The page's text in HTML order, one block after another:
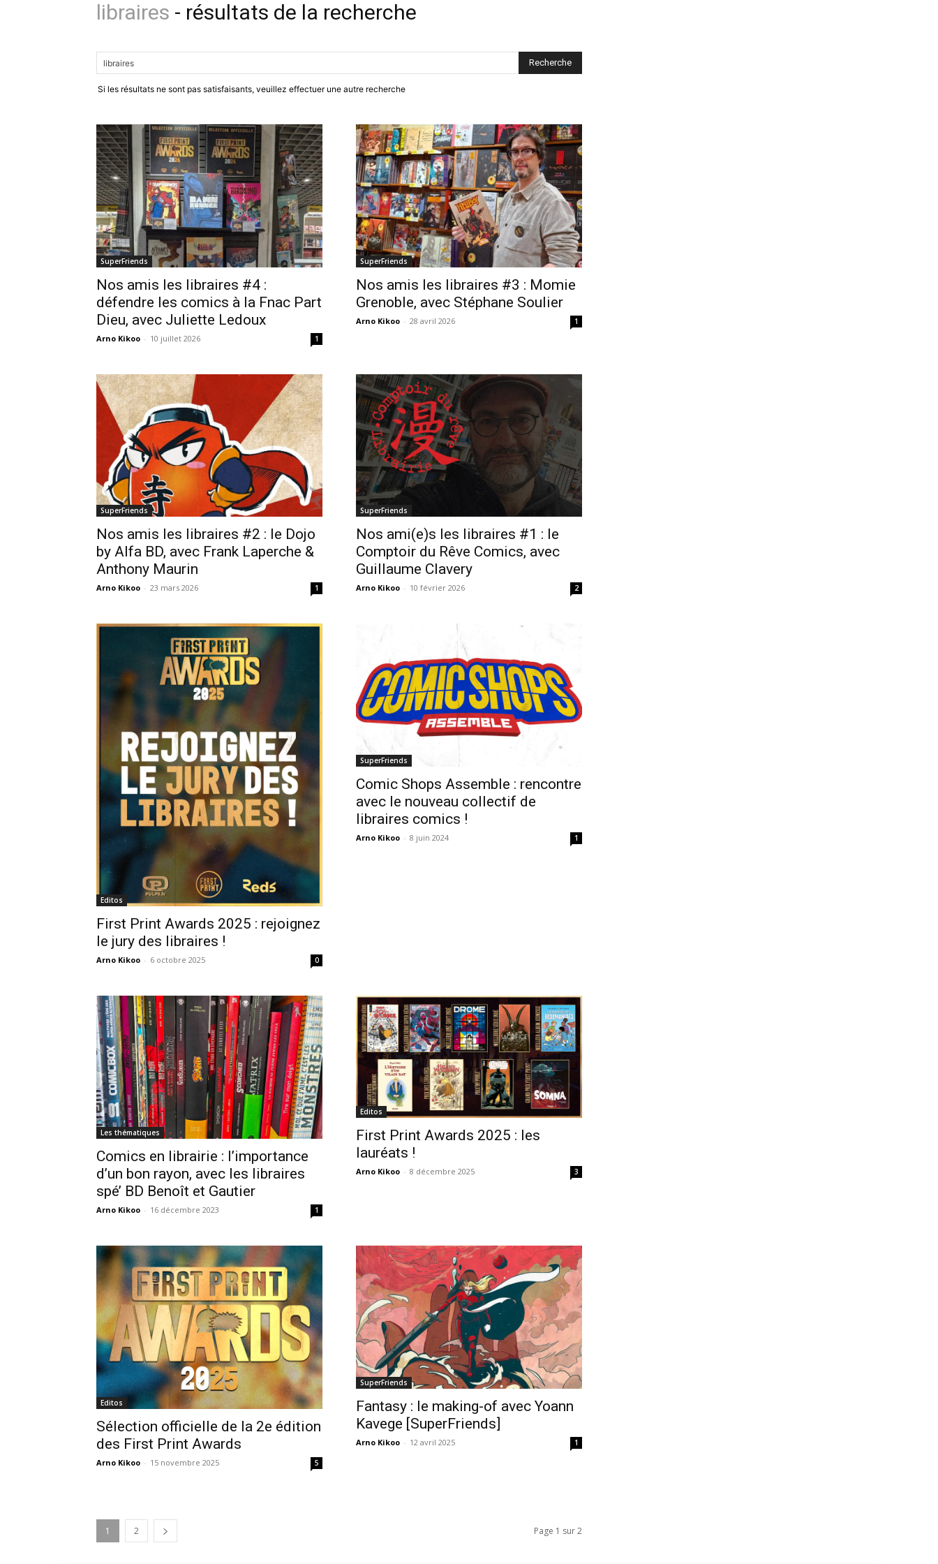
libraires - résultats de la recherche
Si les résultats ne sont pas satisfaisants, veuillez effectuer une autre recherche
SuperFriends
Nos amis les libraires #4 :
défendre les comics à la Fnac Part
Dieu, avec Juliette Ledoux
Arno Kikoo - 10 juillet 2026 1
SuperFriends
Nos amis les libraires #3 : Momie
Grenoble, avec Stéphane Soulier
Arno Kikoo - 28 avril 2026 1
SuperFriends
Nos amis les libraires #2 : le Dojo
by Alfa BD, avec Frank Laperche &
Anthony Maurin
Arno Kikoo - 23 mars 2026 1
SuperFriends
Nos ami(e)s les libraires #1 : le
Comptoir du Rêve Comics, avec
Guillaume Clavery
Arno Kikoo - 10 février 2026 2
Editos
First Print Awards 2025 : rejoignez
le jury des libraires !
Arno Kikoo - 6 octobre 2025 0
SuperFriends
Comic Shops Assemble : rencontre
avec le nouveau collectif de
libraires comics !
Arno Kikoo - 8 juin 2024 1
Les thématiques
Comics en librairie : l’importance
d’un bon rayon, avec les libraires
spé’ BD Benoît et Gautier
Arno Kikoo - 16 décembre 2023 1
Editos
First Print Awards 2025 : les
lauréats !
Arno Kikoo - 8 décembre 2025 3
Editos
Sélection officielle de la 2e édition
des First Print Awards
Arno Kikoo - 15 novembre 2025 5
SuperFriends
Fantasy : le making-of avec Yoann
Kavege [SuperFriends]
Arno Kikoo - 12 avril 2025 1
1 2 Page 1 sur 2